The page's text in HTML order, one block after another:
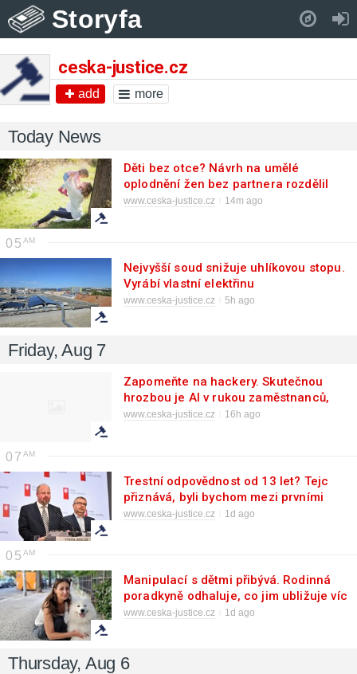
Storyfa
ceska-justice.cz
add more
Today News
Děti bez otce? Návrh na umělé
oplodnění žen bez partnera rozdělil
ministry
www.ceska-justice.cz 14m ago
05
Nejvyšší soud snižuje uhlíkovou stopu.
Vyrábí vlastní elektřinu
www.ceska-justice.cz 5h ago
Friday, Aug 7
Zapomeňte na hackery. Skutečnou
hrozbou je AI v rukou zaměstnanců,
varuje advokát
www.ceska-justice.cz 16h ago
07
Trestní odpovědnost od 13 let? Tejc
přiznává, byli bychom mezi prvními
www.ceska-justice.cz 1d ago
05
Manipulací s dětmi přibývá. Rodinná
poradkyně odhaluje, co jim ubližuje víc
než rozvod
www.ceska-justice.cz 1d ago
Thursday, Aug 6
Pull down to refresh..